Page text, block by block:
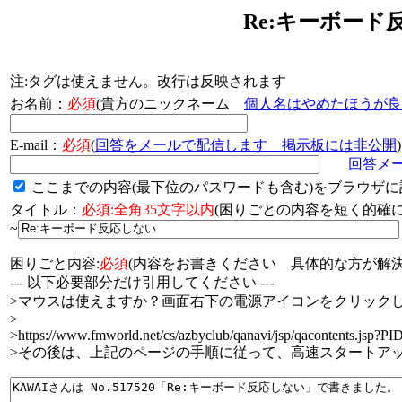
Re:キーボード
注:タグは使えません。改行は反映されます
お名前： 必須(貴方のニックネーム 個人名はやめたほうが
E-mail： 必須(回答をメールで配信します 掲示板には非公開)
回答メ
ここまでの内容(最下位のパスワードも含む)をブラウザ
タイトル： 必須:全角35文字以内(困りごとの内容を短く的
~
困りごと内容:必須(内容をお書きください 具体的な方が解
--- 以下必要部分だけ引用してください ---
>マウスは使えますか？画面右下の電源アイコンをクリッ
>
>https://www.fmworld.net/cs/azbyclub/qanavi/jsp/
>その後は、上記のページの手順に従って、高速スタートア